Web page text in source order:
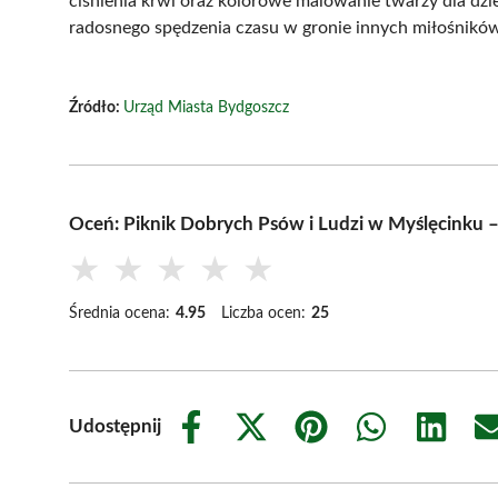
radosnego spędzenia czasu w gronie innych
Źródło: Urząd Miasta Bydgoszcz
Oceń: Piknik Dobrych Psów i Ludzi w Myślęcinku
★ ★ ★ ★ ★
Średnia ocena: 4.95 Liczba ocen: 25
Udostępnij
Share
Share
(Twitter)
Share
Share
Share